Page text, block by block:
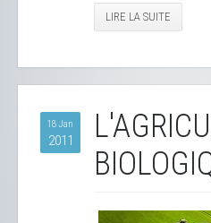
LIRE LA SUITE
18 Jan
2011